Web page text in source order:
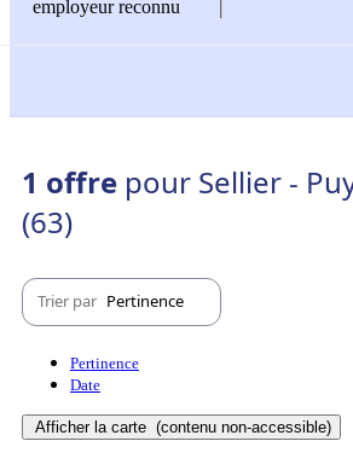
employeur reconnu
1 offre pour Sellier -
(63)
Trier par Pertinence
Pertinence
Date
Afficher la carte (contenu non-accessible)